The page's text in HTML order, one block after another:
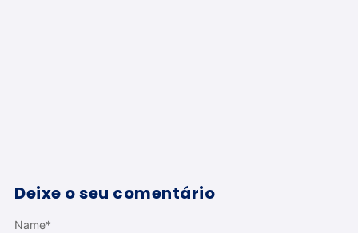
Deixe o seu comentário
Name*